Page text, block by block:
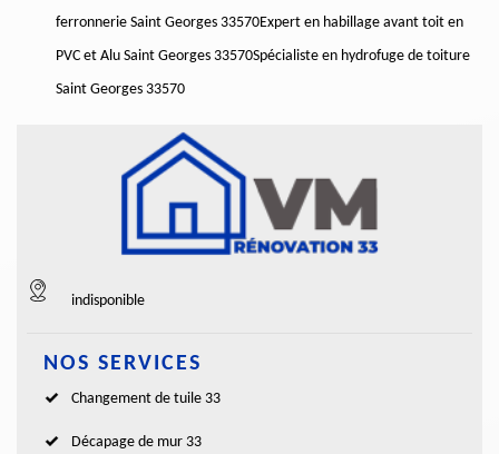
ferronnerie Saint Georges 33570Expert en habillage avant toit en
PVC et Alu Saint Georges 33570Spécialiste en hydrofuge de toiture
Saint Georges 33570
indisponible
NOS SERVICES
Changement de tuile 33
Décapage de mur 33